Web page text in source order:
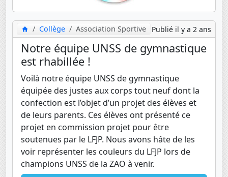
Collège Association Sportive Publié il y a 2 ans
Notre équipe UNSS de gymnastique
est rhabillée !
Voilà notre équipe UNSS de gymnastique
équipée des justes aux corps tout neuf dont la
confection est l’objet d’un projet des élèves et
de leurs parents. Ces élèves ont présenté ce
projet en commission projet pour être
soutenues par le LFJP. Nous avons hâte de les
voir représenter les couleurs du LFJP lors de
champions UNSS de la ZAO à venir.